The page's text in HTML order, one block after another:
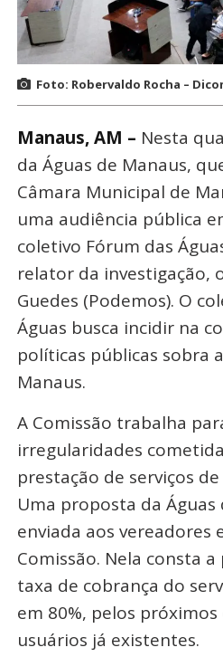
Foto: Robervaldo Rocha –
Manaus, AM – Nesta
da Águas de Manaus,
Câmara Municipal de
uma audiência pública
coletivo Fórum das
relator da investigação,
Guedes (Podemos). O
Águas busca incidir na
políticas públicas sobra
Manaus.
A Comissão trabalha
irregularidades
prestação de serviços
Uma proposta da
enviada aos vereadores
Comissão. Nela consta
taxa de cobrança do
em 80%, pelos
usuários já existentes.